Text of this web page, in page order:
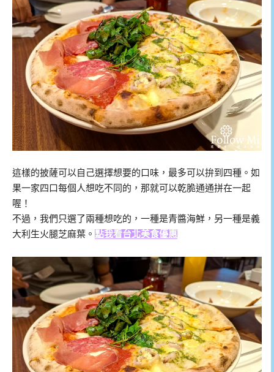
這樣的披薩可以自己選擇想要的口味，最多可以拚到四種。如
果一家四口每個人想吃不同的，那就可以乾脆通通拼在一起
喔！
不過，我們只選了兩種想吃的，一種是青醬海鮮，另一種是義
大利生火腿芝麻葉。 點我看台北美食優惠